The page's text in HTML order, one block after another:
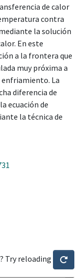
de calor
contra
la solución
En este
a la frontera que
muy próxima a
enfriamiento. La
diferencia de
ecuación de
la técnica de
Try reloading